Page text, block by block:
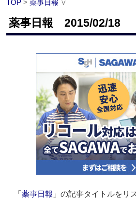
TOP >薬事日報 ∨
薬事日報 2015/02/18
「薬事日報 」の記事タイトルをリ